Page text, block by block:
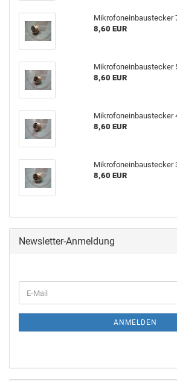
Mikrofoneinbaustecker
8,60 EUR
Mikrofoneinbaustecker
8,60 EUR
Mikrofoneinbaustecker
8,60 EUR
Mikrofoneinbaustecker
8,60 EUR
Newsletter-Anmeldung
ANMELDEN